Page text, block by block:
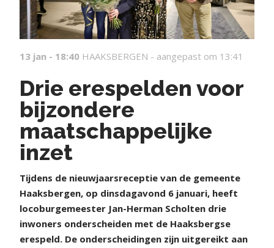
13 jan - 18:40 HAAKSBERGEN - aangepast om 13:41
Drie erespelden voor
bijzondere
maatschappelijke
inzet
Tijdens de nieuwjaarsreceptie van de gemeente
Haaksbergen, op dinsdagavond 6 januari, heeft
locoburgemeester Jan-Herman Scholten drie
inwoners onderscheiden met de Haaksbergse
erespeld. De onderscheidingen zijn uitgereikt aan